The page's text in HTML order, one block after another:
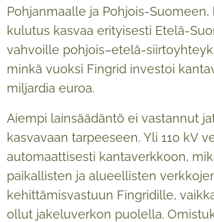
Pohjanmaalle ja Pohjois-Suomeen,
kulutus kasvaa erityisesti Etelä-
vahvoille pohjois–etelä-
minkä vuoksi Fingrid investoi
miljardia euroa.
Aiempi lainsäädäntö ei vastannut
kasvavaan tarpeeseen. Yli 110 kV
automaattisesti kantaverkkoon,
paikallisten ja alueellisten
kehittämisvastuun Fingridille,
ollut jakeluverkon puolella.